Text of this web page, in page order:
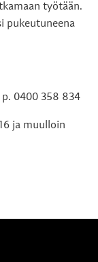
työtään.
pukeutuneena
p. 0400 358 834
ja muulloin